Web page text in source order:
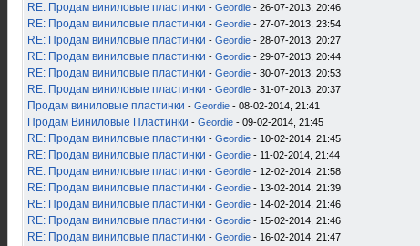
RE: Продам виниловые пластинки - Geordie - 26-07-2013, 20:46
RE: Продам виниловые пластинки - Geordie - 27-07-2013, 23:54
RE: Продам виниловые пластинки - Geordie - 28-07-2013, 20:27
RE: Продам виниловые пластинки - Geordie - 29-07-2013, 20:44
RE: Продам виниловые пластинки - Geordie - 30-07-2013, 20:53
RE: Продам виниловые пластинки - Geordie - 31-07-2013, 20:37
Продам виниловые пластинки - Geordie - 08-02-2014, 21:41
Продам Виниловые Пластинки - Geordie - 09-02-2014, 21:45
RE: Продам виниловые пластинки - Geordie - 10-02-2014, 21:45
RE: Продам виниловые пластинки - Geordie - 11-02-2014, 21:44
RE: Продам виниловые пластинки - Geordie - 12-02-2014, 21:58
RE: Продам виниловые пластинки - Geordie - 13-02-2014, 21:39
RE: Продам виниловые пластинки - Geordie - 14-02-2014, 21:46
RE: Продам виниловые пластинки - Geordie - 15-02-2014, 21:46
RE: Продам виниловые пластинки - Geordie - 16-02-2014, 21:47